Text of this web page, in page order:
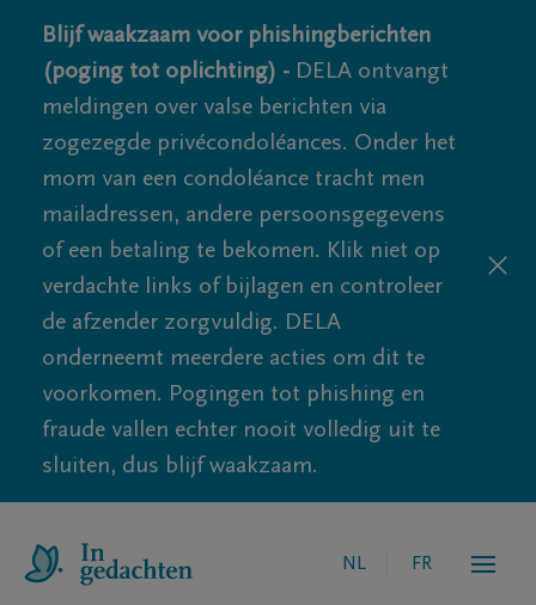
Blijf waakzaam voor phishingberichten
(poging tot oplichting) - DELA ontvangt
meldingen over valse berichten via
zogezegde privécondoléances. Onder het
mom van een condoléance tracht men
mailadressen, andere persoonsgegevens
of een betaling te bekomen. Klik niet op
verdachte links of bijlagen en controleer
de afzender zorgvuldig. DELA
onderneemt meerdere acties om dit te
voorkomen. Pogingen tot phishing en
fraude vallen echter nooit volledig uit te
sluiten, dus blijf waakzaam.
NL FR